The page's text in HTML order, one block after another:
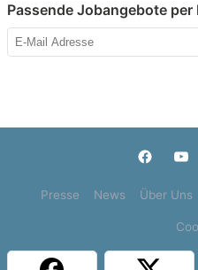
Passende Jobangebote per
Presse News Über Uns